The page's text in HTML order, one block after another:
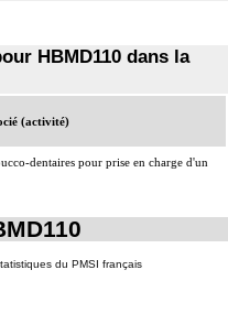
HBMD110 dans la
(activité)
dentaires pour prise en charge d'un
du PMSI français